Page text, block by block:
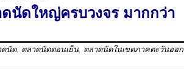
นัดใหญ่ครบวงจร มากกว่า
ดนัด, ตลาดนัดตอนเย็น ตลาดนัดในเขตภาคตะวันออก